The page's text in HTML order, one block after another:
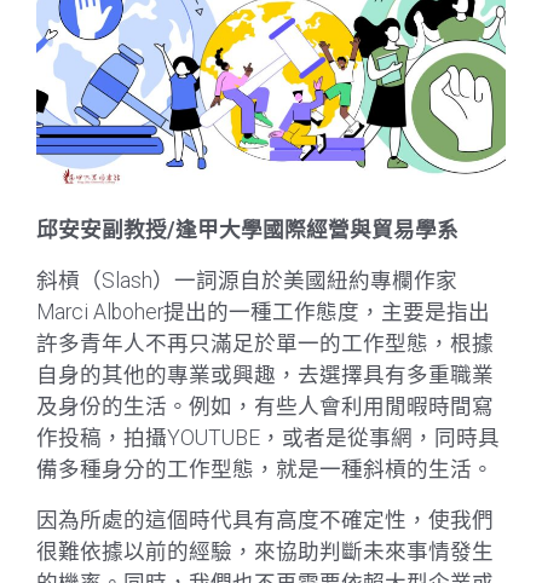
邱安安副教授/逢甲大學國際經營與貿易學系
斜槓（Slash）一詞源自於美國紐約專欄作家
Marci Alboher提出的一種工作態度，主要是指出
許多青年人不再只滿足於單一的工作型態，根據
自身的其他的專業或興趣，去選擇具有多重職業
及身份的生活。例如，有些人會利用閒暇時間寫
作投稿，拍攝YOUTUBE，或者是從事網，同時具
備多種身分的工作型態，就是一種斜槓的生活。
因為所處的這個時代具有高度不確定性，使我們
很難依據以前的經驗，來協助判斷未來事情發生